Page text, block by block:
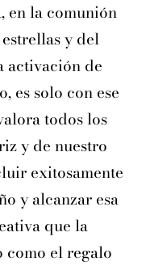
en la comunión
y del
activación de
es solo con ese
todos los
y de nuestro
exitosamente
y alcanzar esa
que la
como el regalo